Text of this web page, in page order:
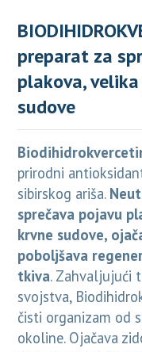
preparat za
plakova,
sudove
prirodni
sibirskog ariša.
sprečava pojavu
krvne sudove,
poboljšava
tkiva. Zahvaljujući
svojstva,
čisti organizam od
okoline. Ojačava